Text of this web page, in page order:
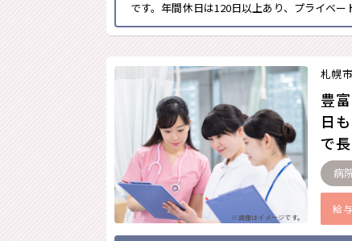
です。年間休日は120日以上あり、プライベー
※画像はイメージです。
札幌
豊
日
で
病
給